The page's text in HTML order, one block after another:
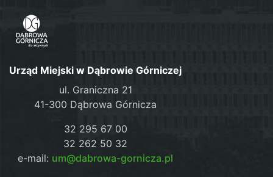
Urząd Miejski w Dąbrowie Górniczej
ul. Graniczna 21
41-300 Dąbrowa Górnicza
32 295 67 00
32 262 50 32
e-mail: um@dabrowa-gornicza.pl